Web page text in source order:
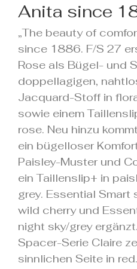
Anita since
„The beauty of
since 1886. F/S 27
Rose als Bügel- und
doppellagigen,
Jacquard-Stoff in
sowie einem
rose. Neu hinzu
ein bügelloser
Paisley-Muster und
ein Taillenslip+ in
grey. Essential Smart
wild cherry und
night sky/grey
Spacer-Serie Claire
sinnlichen Seite in red.